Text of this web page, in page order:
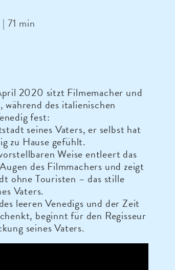
71 min
2020 sitzt Filmemacher und
während des italienischen
fest:
seines Vaters, er selbst hat
zu Hause gefühlt.
Weise entleert das
des Filmmachers und zeigt
ohne Touristen – das stille
Vaters.
leeren Venedigs und der Zeit
beginnt für den Regisseur
seines Vaters.